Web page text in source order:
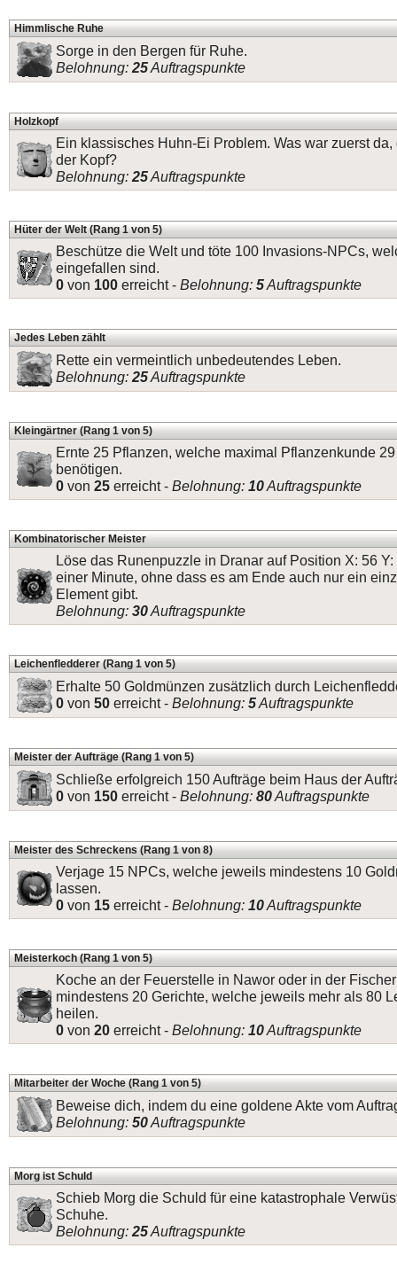
Himmlische Ruhe
Sorge in den Bergen für Ruhe.
Belohnung: 25Auftragspunkte
Holzkopf
Ein klassisches Huhn-Ei Problem. Was war zuerst
der Kopf?
Belohnung: 25Auftragspunkte
Hüter der Welt (Rang 1 von 5)
Beschütze die Welt und töte 100 Invasions-NPCs,
eingefallen sind.
0 von 100 erreicht - Belohnung: 5Auftragspunkte
Jedes Leben zählt
Rette ein vermeintlich unbedeutendes Leben.
Belohnung: 25Auftragspunkte
Kleingärtner (Rang 1 von 5)
Ernte 25 Pflanzen, welche maximal Pflanzenkunde
benötigen.
0 von 25 erreicht - Belohnung: 10Auftragspunkte
Kombinatorischer Meister
Löse das Runenpuzzle in Dranar auf Position X: 56
einer Minute, ohne dass es am Ende auch nur ein
Element gibt.
Belohnung: 30Auftragspunkte
Leichenfledderer (Rang 1 von 5)
Erhalte 50 Goldmünzen zusätzlich durch
0 von 50 erreicht - Belohnung: 5Auftragspunkte
Meister der Aufträge (Rang 1 von 5)
Schließe erfolgreich 150 Aufträge beim Haus der
0 von 150 erreicht - Belohnung: 80Auftragspunkte
Meister des Schreckens (Rang 1 von 8)
Verjage 15 NPCs, welche jeweils mindestens 10
lassen.
0 von 15 erreicht - Belohnung: 10Auftragspunkte
Meisterkoch (Rang 1 von 5)
Koche an der Feuerstelle in Nawor oder in der
mindestens 20 Gerichte, welche jeweils mehr als 80
heilen.
0 von 20 erreicht - Belohnung: 10Auftragspunkte
Mitarbeiter der Woche (Rang 1 von 5)
Beweise dich, indem du eine goldene Akte vom
Belohnung: 50Auftragspunkte
Morg ist Schuld
Schieb Morg die Schuld für eine katastrophale
Schuhe.
Belohnung: 25Auftragspunkte